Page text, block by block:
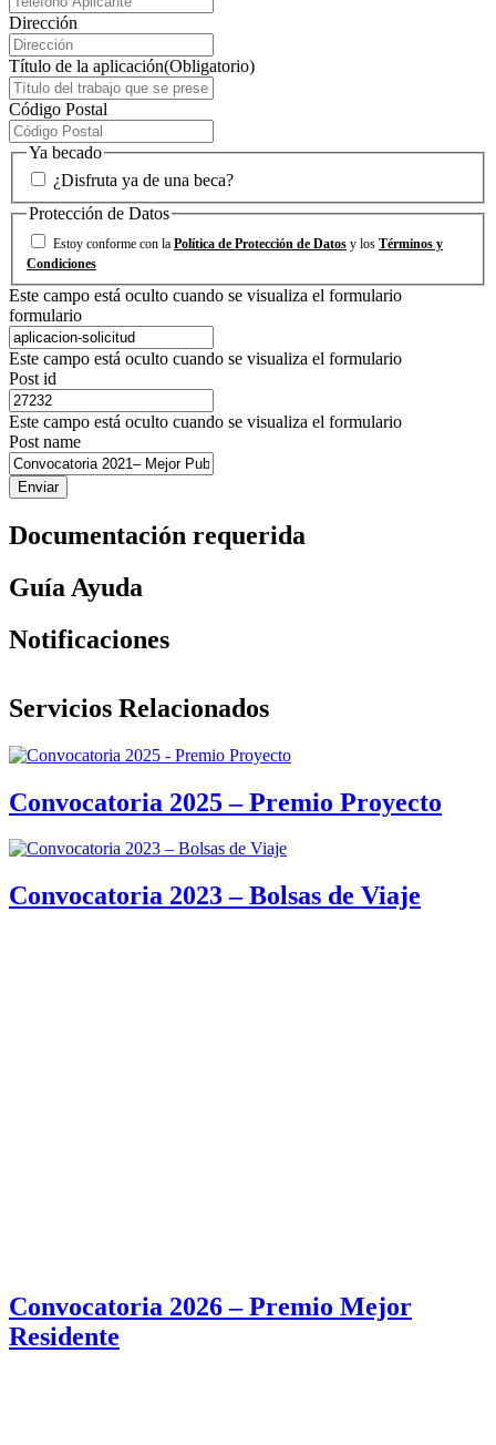
Dirección
Título de la aplicación(Obligatorio)
Código Postal
Ya becado
¿Disfruta ya de una beca?
Protección de Datos
Estoy conforme con la Política de Protección de Datos y los Términos y
Condiciones
Este campo está oculto cuando se visualiza el formulario
formulario
Este campo está oculto cuando se visualiza el formulario
Post id
Este campo está oculto cuando se visualiza el formulario
Post name
Documentación requerida
Guía Ayuda
Notificaciones
Servicios Relacionados
Convocatoria 2025 – Premio Proyecto
Convocatoria 2023 – Bolsas de Viaje
Convocatoria 2026 – Premio Mejor
Residente